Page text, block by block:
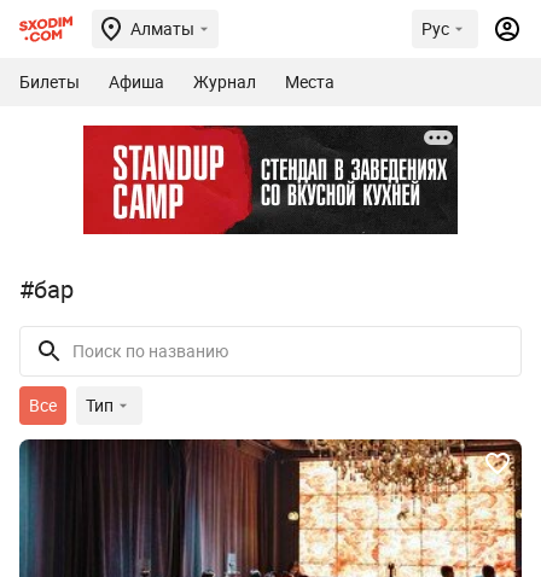
Алматы Рус
Билеты Афиша Журнал Места
#бар
Все Тип